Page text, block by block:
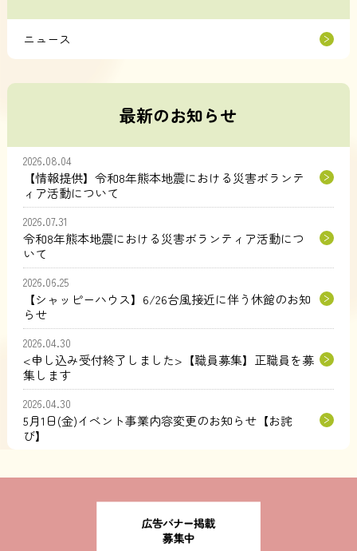
ニュース
最新のお知らせ
2026.08.04
【情報提供】令和8年熊本地震における災害ボランテ
ィア活動について
2026.07.31
令和8年熊本地震における災害ボランティア活動につ
いて
2026.06.25
【シャッピーハウス】6/26台風接近に伴う休館のお知
らせ
2026.04.30
<申し込み受付終了しました>【職員募集】正職員を募
集します
2026.04.30
5月1日(金)イベント事業内容変更のお知らせ【お詫
び】